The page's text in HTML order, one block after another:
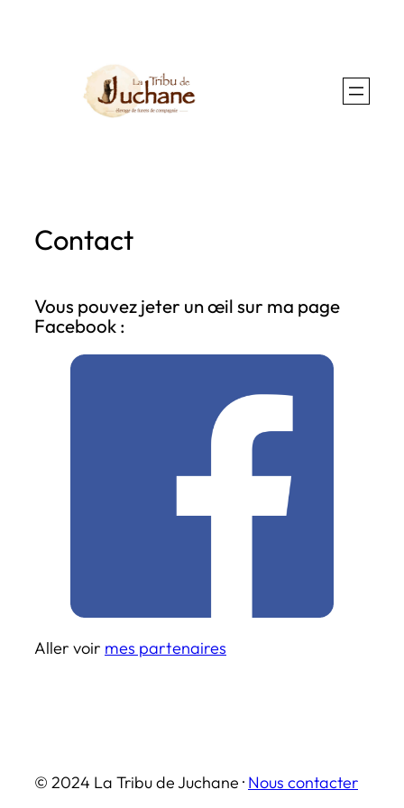
Contact
Vous pouvez jeter un œil sur ma page
Facebook :
Aller voir mes partenaires
© 2024 La Tribu de Juchane · Nous contacter